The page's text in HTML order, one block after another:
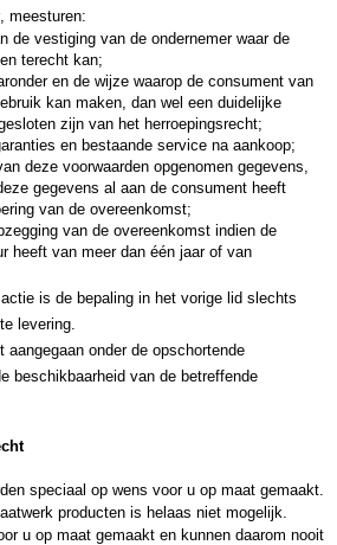
meesturen:
de vestiging van de ondernemer waar de
terecht kan;
en de wijze waarop de consument van
kan maken, dan wel een duidelijke
zijn van het herroepingsrecht;
en bestaande service na aankoop;
deze voorwaarden opgenomen gegevens,
gegevens al aan de consument heeft
van de overeenkomst;
van de overeenkomst indien de
heeft van meer dan één jaar of van
is de bepaling in het vorige lid slechts
levering.
aangegaan onder de opschortende
beschikbaarheid van de betreffende
speciaal op wens voor u op maat gemaakt.
producten is helaas niet mogelijk.
u op maat gemaakt en kunnen daarom nooit